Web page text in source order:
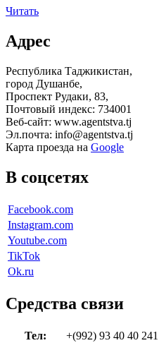
Читать
Адрес
Республика Таджикистан,
город Душанбе,
Проспект Рудаки, 83,
Почтовый индекс: 734001
Веб-сайт: www.agentstva.tj
Эл.почта: info@agentstva.tj
Карта проезда на Google
В соцсетях
Facebook.com
Instagram.com
Youtube.com
TikTok
Ok.ru
Средства связи
Тел: +(992) 93 40 40 241